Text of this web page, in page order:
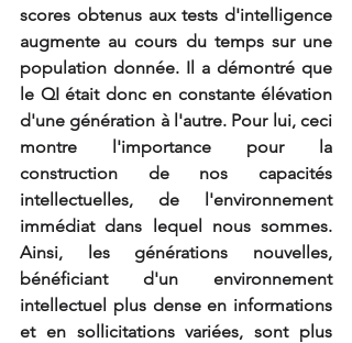
scores obtenus aux tests d'intelligence
augmente au cours du temps sur une
population donnée. Il a démontré que
le QI était donc en constante élévation
d'une génération à l'autre. Pour lui, ceci
montre l'importance pour la
construction de nos capacités
intellectuelles, de l'environnement
immédiat dans lequel nous sommes.
Ainsi, les générations nouvelles,
bénéficiant d'un environnement
intellectuel plus dense en informations
et en sollicitations variées, sont plus